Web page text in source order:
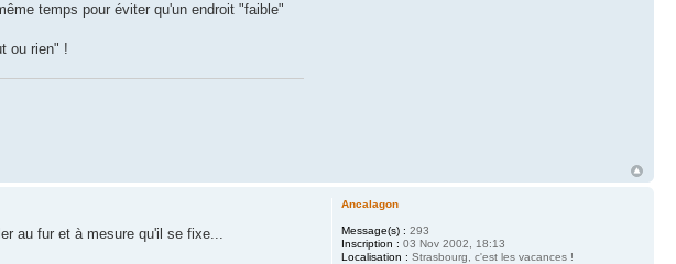
temps pour éviter qu'un endroit "faible"
ou rien" !
au fur et à mesure qu'il se fixe...
Ancalagon
Message(s) : 293
Inscription : 03 Nov 2002, 18:13
Localisation : Strasbourg, c'est les vacances !